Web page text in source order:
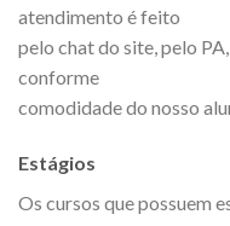
atendimento é feito
pelo chat do site, pelo
conforme
comodidade do nosso
Estágios
Os cursos que possuem